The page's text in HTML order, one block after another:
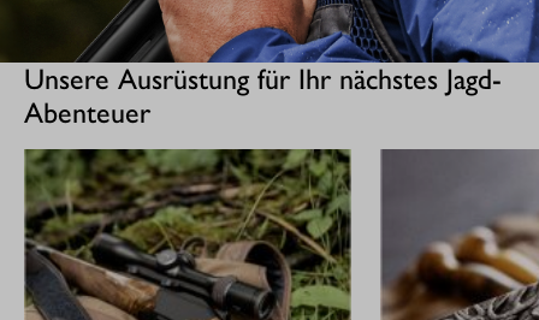
Unsere Ausrüstung für Ihr nächstes Jagd-
Abenteuer